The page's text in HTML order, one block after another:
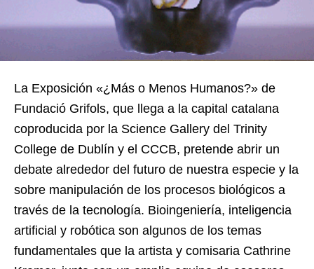
La Exposición «¿Más o Menos Humanos?» de
Fundació Grifols, que llega a la capital catalana
coproducida por la Science Gallery del Trinity
College de Dublín y el CCCB, pretende abrir un
debate alrededor del futuro de nuestra especie y la
sobre manipulación de los procesos biológicos a
través de la tecnología. Bioingeniería, inteligencia
artificial y robótica son algunos de los temas
fundamentales que la artista y comisaria Cathrine